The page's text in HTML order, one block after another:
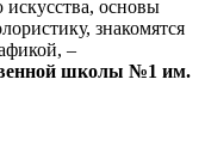
основы
знакомятся
–
школы №1 им.